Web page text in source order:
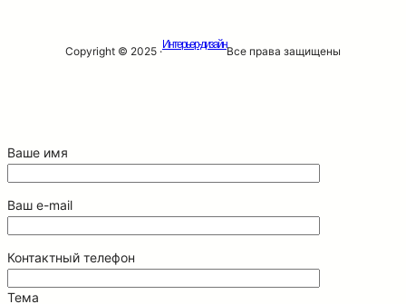
Copyright © 2025 ·
Интерьер-дизайн
Все права защищены
Ваше имя
Ваш e-mail
Контактный телефон
Тема